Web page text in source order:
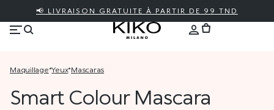
📢 LIVRAISON GRATUITE À PARTIR DE 99 TND
maquillage* yeux* mascaras
Smart Colour Mascara